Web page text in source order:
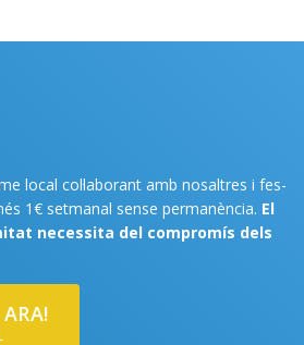
local col·laborant amb nosaltres i fes-
1€ setmanal sense permanència. El
necessita del compromís dels